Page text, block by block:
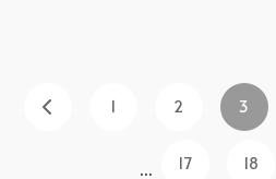
1 2 3
... 17 18